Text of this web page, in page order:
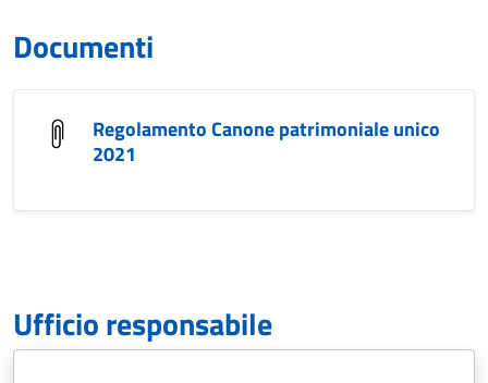
Documenti
Regolamento Canone patrimoniale unico
2021
Ufficio responsabile